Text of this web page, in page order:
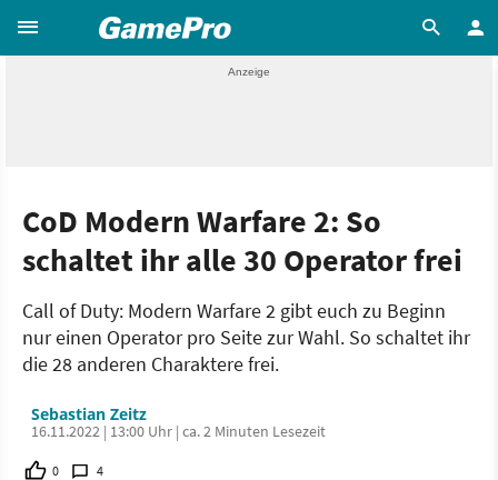
CoD Modern Warfare 2: So
schaltet ihr alle 30 Operator frei
Call of Duty: Modern Warfare 2 gibt euch zu Beginn
nur einen Operator pro Seite zur Wahl. So schaltet ihr
die 28 anderen Charaktere frei.
Sebastian Zeitz
16.11.2022 | 13:00 Uhr | ca. 2 Minuten Lesezeit
0 4